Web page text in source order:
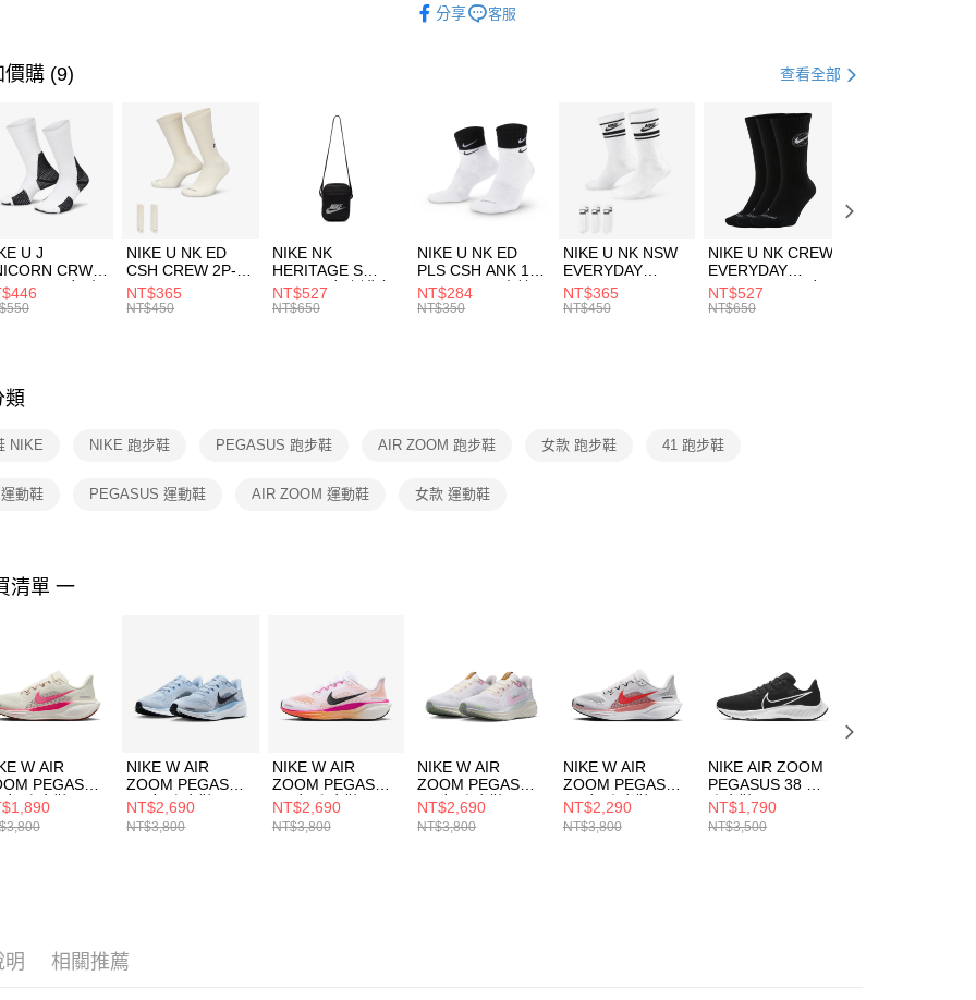
台新國際商業銀行
【關於「AFTEE先享後付」】
３．安心：先確認商品／服務後，再付款。
【「AFTEE先享後付」結帳流程】
１．於結帳方式選擇「AFTEE先享後付」後，將跳轉至「AFTEE先享後
付」結帳頁面，進行簡訊認證並確認金額後，即可完成結帳。
２．訂單成立數日內，您將收到繳費通知簡訊。
３．收到繳費通知簡訊後14天內，點擊此簡訊中的連結，可透過四大超商
／ATM／網路銀行／等多元方式進行付款，方視為交易完成。
※ 請注意：結帳手續完成當下不需立刻繳費，但若您需要取消訂單，請聯
絡購買商品的店家。未經商家同意取消之訂單仍視為有效，需透過AFTEE
先享後付繳納相關費用。
１．透過由恩沛科技股份有限公司提供之「AFTEE先享後付」服務完成之
交易，需依本服務之必要範圍內提供個人資料，並將交易相關給付款項請
２．關於個人資料處理事宜，請瀏覽以下網址：
形，恩沛科技股份有限公司將有權停止該用戶之使用額度並採取法律行
動。
每筆NT$100，滿NT$1,500(含以上)免運費
每筆NT$100，滿NT$1,500(含以上)免運費
付款後門市自取
每筆NT$100，滿NT$1,500(含以上)免運費
分享 客服
價購 (9) 查看全部
U J
CRW
-160 男女 中
FZ3393100
NIKE U NK ED
CSH CREW 2P-
144 EMBRDY 男
女 短統襪
NT$365
NT$450
NIKE NK
HERITAGE S
SMIT 男女 側背包
BA5871010
NT$527
NT$650
NIKE U NK ED
PLS CSH ANK 1P
144 DBL 男 中統
襪 DH4058104
NT$284
NT$350
NIKE U NK NSW
EVERYDAY
ESSENTIAL CR
男女 短統襪
NT$365
NT$450
NIKE U NK CREW
EVERYDAY
BBALL 3PR 男女
長統襪
NT$527
NT$650
類
NIKE NIKE 跑步鞋 PEGASUS 跑步鞋 AIR ZOOM 跑步鞋 女款 跑步鞋 41 跑步鞋
動鞋 PEGASUS 運動鞋 AIR ZOOM 運動鞋 女款 運動鞋
清單 一
W AIR
PEGASUS
跑步鞋
NIKE W AIR
ZOOM PEGASUS
41 女 跑步鞋
FD2723404
NT$2,690
NT$3,800
NIKE W AIR
ZOOM PEGASUS
41 女 跑步鞋
FD2723120
NT$2,690
NT$3,800
NIKE W AIR
ZOOM PEGASUS
41 女 跑步鞋
IB8882161
NT$2,690
NT$3,800
NIKE W AIR
ZOOM PEGASUS
41 女 跑步鞋
FD2723109
NT$2,290
NT$3,800
NIKE AIR ZOOM
PEGASUS 38 男
跑步鞋
CW7356002
NT$1,790
NT$3,500
明 相關推薦